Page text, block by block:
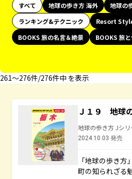
すべて 地球の歩き方 海外 地球の
ランキング&テクニック
Resort
BOOKS 旅の名言＆絶景
BOOKS 旅
261〜276件/276件中 を表示
Ｊ１９ 地球
地球の歩き方 Jシリ
2024.10.03 発売
「地球の歩き
町の知られざる